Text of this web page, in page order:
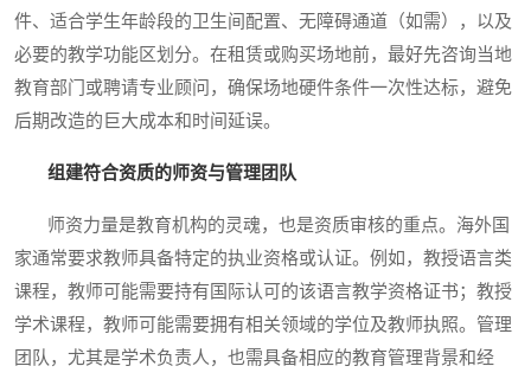
件、适合学生年龄段的卫生间配置、无障碍通道（如需），以及
必要的教学功能区划分。在租赁或购买场地前，最好先咨询当地
教育部门或聘请专业顾问，确保场地硬件条件一次性达标，避免
后期改造的巨大成本和时间延误。
组建符合资质的师资与管理团队
师资力量是教育机构的灵魂，也是资质审核的重点。海外国
家通常要求教师具备特定的执业资格或认证。例如，教授语言类
课程，教师可能需要持有国际认可的该语言教学资格证书；教授
学术课程，教师可能需要拥有相关领域的学位及教师执照。管理
团队，尤其是学术负责人，也需具备相应的教育管理背景和经